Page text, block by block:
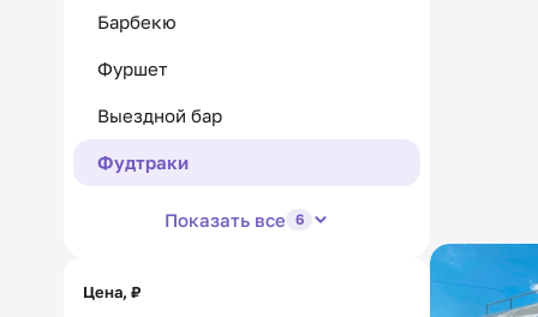
Барбекю
Фуршет
Выездной бар
Фудтраки
Показать все 6
Цена, ₽